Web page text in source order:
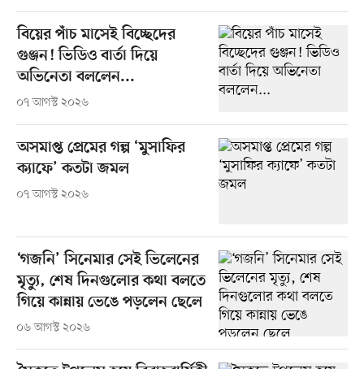
বিয়ের পাঁচ মাসেই বিচ্ছেদের
গুঞ্জন! ভিডিও বার্তা দিয়ে
অভিনেতা বললেন...
০৭ আগস্ট ২০২৬
অসমাপ্ত প্রেমের গল্প ‘মুসাফির
ক্যাফে’ কতটা জমল
০৭ আগস্ট ২০২৬
‘গজনি’ সিনেমার সেই ভিলেনের
মৃত্যু, শেষ দিনগুলোর কথা বলতে
গিয়ে কান্নায় ভেঙে পড়লেন ছেলে
০৬ আগস্ট ২০২৬